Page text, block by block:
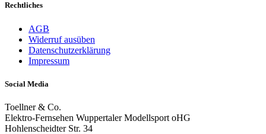
Rechtliches
AGB
Widerruf ausüben
Datenschutzerklärung
Impressum
Social Media
Toellner & Co.
Elektro-Fernsehen Wuppertaler Modellsport oHG
Hohlenscheidter Str. 34